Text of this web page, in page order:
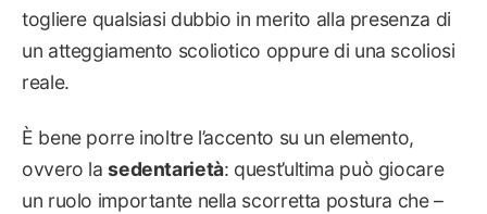
togliere qualsiasi dubbio in merito alla presenza di
un atteggiamento scoliotico oppure di una scoliosi
reale.
È bene porre inoltre l’accento su un elemento,
ovvero lasedentarietà: quest’ultima può giocare
un ruolo importante nella scorretta postura che –